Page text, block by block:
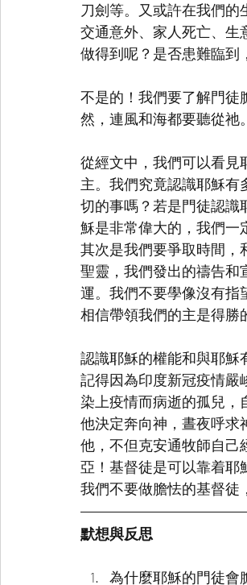
刀劍等。又或許在我們的
交通意外、家人死亡、生
做得到呢？是否患難臨到
不是的！我們要了解門徒
然，連風和海都要聽從祂
從經文中，我們可以看見
主。我們究竟認識耶穌有
切的事嗎？若是門徒認識
穌是非常偉大的，我們一
其次是我們要爭取時間，
聖靈，我們發出的禱告和
運。我們不要學像沒有指
相信帶領我們的主是得勝
認識耶穌的權能和與耶穌
記得因為印度新冠疫情嚴
染上疫情而病逝的孤兒，
他決定奔向神，晝夜呼求
他，不但克安通牧師自己
亞！基督徒是可以靠着耶
我們不要做膽怯的基督徒
默想與反思
為什麼耶穌的門徒會